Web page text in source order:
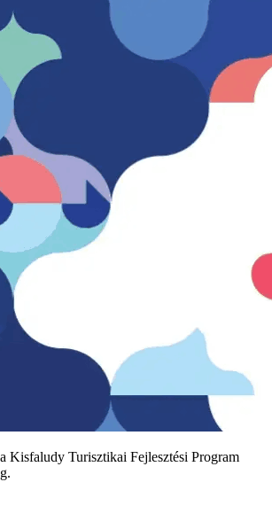
Kisfaludy Turisztikai Fejlesztési Program